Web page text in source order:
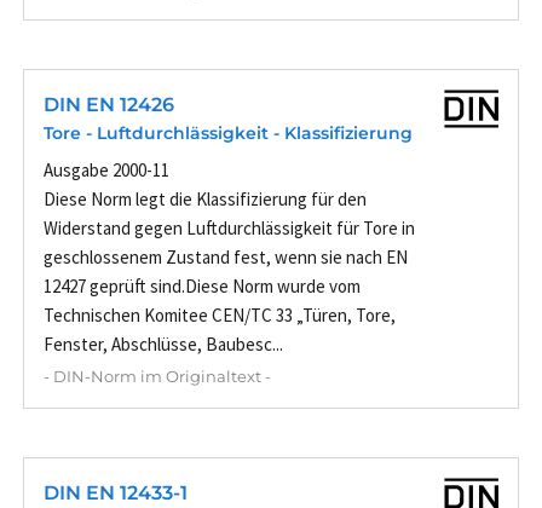
DIN EN 12426
Tore - Luftdurchlässigkeit - Klassifizierung
Ausgabe 2000-11
Diese Norm legt die Klassifizierung für den
Widerstand gegen Luftdurchlässigkeit für Tore in
geschlossenem Zustand fest, wenn sie nach EN
12427 geprüft sind.Diese Norm wurde vom
Technischen Komitee CEN/TC 33 „Türen, Tore,
Fenster, Abschlüsse, Baubesc...
- DIN-Norm im Originaltext -
DIN EN 12433-1